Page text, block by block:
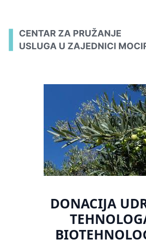
DONACIJA